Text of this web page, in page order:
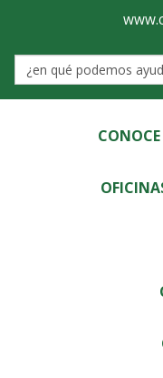
de
Castro-
Urdiales